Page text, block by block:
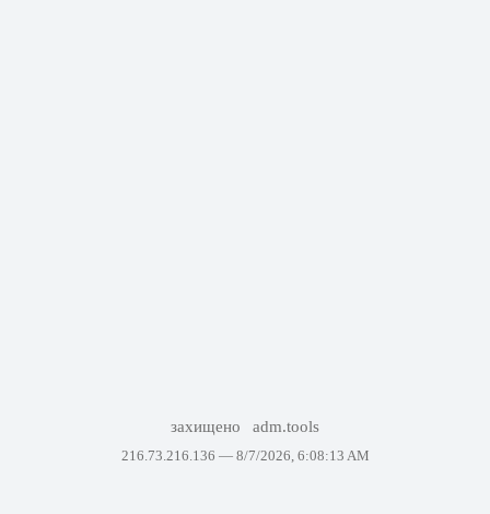
захищено adm.tools
216.73.216.136 — 8/7/2026, 6:08:13 AM